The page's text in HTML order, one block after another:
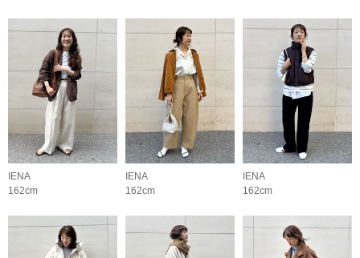
IENA
162cm
IENA
162cm
IENA
162cm